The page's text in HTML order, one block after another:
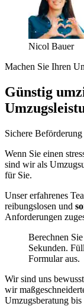
Nicol Bauer
Machen Sie Ihren
Günstig
Sichere
Wenn Sie einen
sind wir als
für Sie.
Unser erfahrenes
reibungslosen und
Anforderungen
Berechnen
Sekunden.
Formular aus.
Wir sind uns
wir
Umzugsberatung